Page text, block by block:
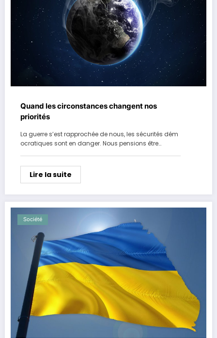
Quand les circonstances changent nos
priorités
La guerre s’est rapprochée de nous, les sécurités dém
ocratiques sont en danger. Nous pensions être…
Lire la suite
Société